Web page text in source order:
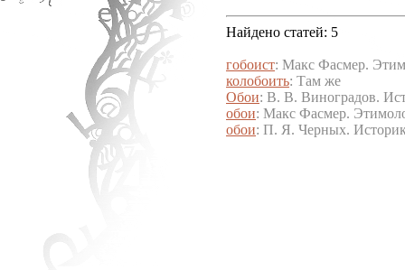
Найдено статей: 5
гобоист: Макс Фасмер.
колобоить: Там же
Обои: В. В. Виноградов.
обои: Макс Фасмер.
обои: П. Я. Черных.